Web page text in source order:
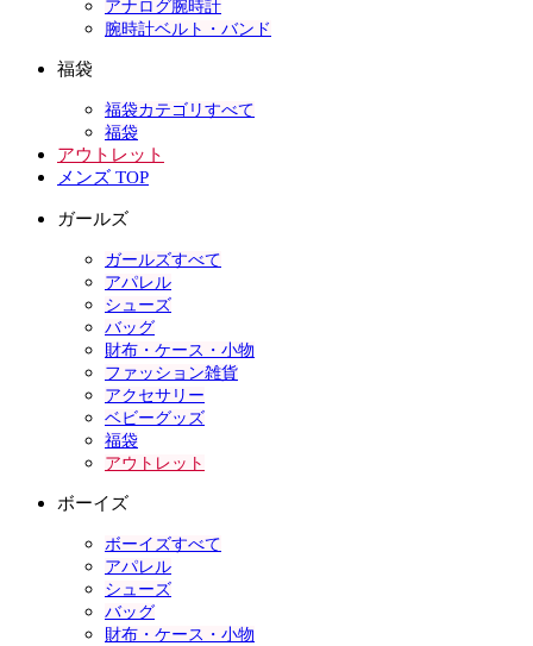
アナログ腕時計
腕時計ベルト・バンド
福袋
福袋カテゴリすべて
福袋
アウトレット
メンズ TOP
ガールズ
ガールズすべて
アパレル
シューズ
バッグ
財布・ケース・小物
ファッション雑貨
アクセサリー
ベビーグッズ
福袋
アウトレット
ボーイズ
ボーイズすべて
アパレル
シューズ
バッグ
財布・ケース・小物